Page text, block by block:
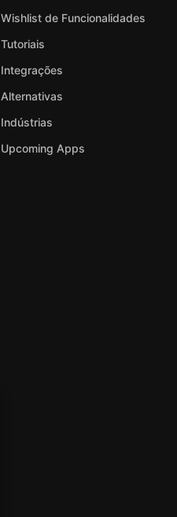
Wishlist de Funcionalidades
Tutoriais
Integrações
Alternativas
Indústrias
Upcoming Apps